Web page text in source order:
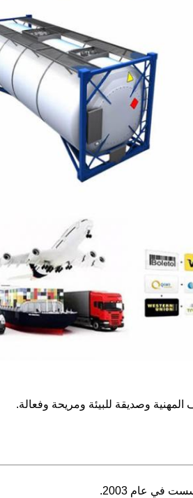
وصديقة للبيئة ومريحة وفعالة.